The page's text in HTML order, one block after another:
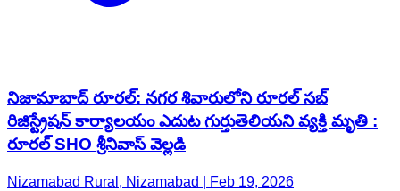
నిజామాబాద్ రూరల్: నగర శివారులోని రూరల్ సబ్
రిజిస్ట్రేషన్ కార్యాలయం ఎదుట గుర్తుతెలియని వ్యక్తి మృతి :
రూరల్ SHO శ్రీనివాస్ వెల్లడి
Nizamabad Rural, Nizamabad | Feb 19, 2026